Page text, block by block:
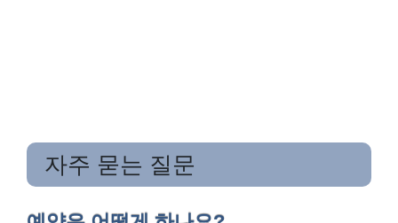
자주 묻는 질문